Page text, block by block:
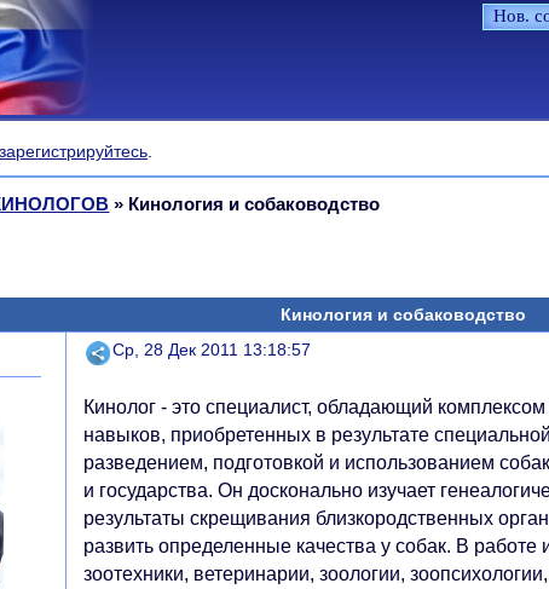
Нов.
зарегистрируйтесь.
» Кинология и собаководство
Кинология и собаководство
Поделиться
Ср, 28 Дек 2011 13:18:57
Кинолог - это специалист, обладающий
навыков, приобретенных в результате
разведением, подготовкой и использованием
и государства. Он досконально изучает
результаты скрещивания близкородственных
развить определенные качества у собак. В
зоотехники, ветеринарии, зоологии,